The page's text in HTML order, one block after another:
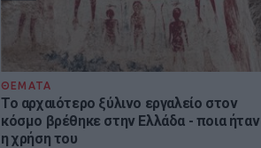
ΘΕΜΑΤΑ
Το αρχαιότερο ξύλινο εργαλείο στον
κόσμο βρέθηκε στην Ελλάδα - ποια ήταν
η χρήση του